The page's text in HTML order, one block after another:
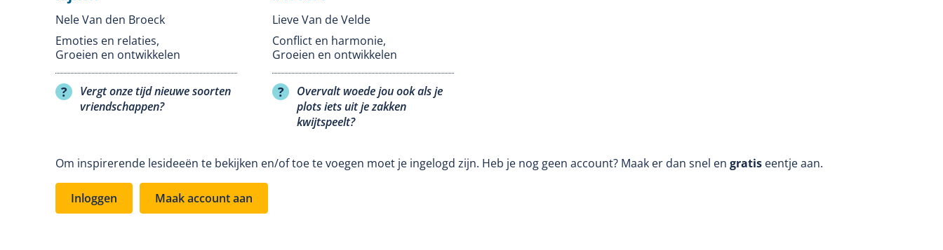
Nele Van den Broeck
Emoties en relaties,
Groeien en ontwikkelen
Vergt onze tijd nieuwe soorten
vriendschappen?
Lieve Van de Velde
Conflict en harmonie,
Groeien en ontwikkelen
Overvalt woede jou ook als je
plots iets uit je zakken
kwijtspeelt?
Om inspirerende lesideeën te bekijken en/of toe te voegen moet je ingelogd zijn. Heb je nog geen account? Maak er dan snel en gratiseentje aan.
Inloggen Maak account aan